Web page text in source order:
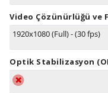
Video Çözünürlüğü ve
1920x1080 (Full) - (30 fps)
Optik Stabilizasyon